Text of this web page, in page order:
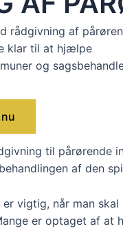
rådgivning af
klar til at hjælpe
og
til pårørende
af den
vigtig, når man
er optaget af